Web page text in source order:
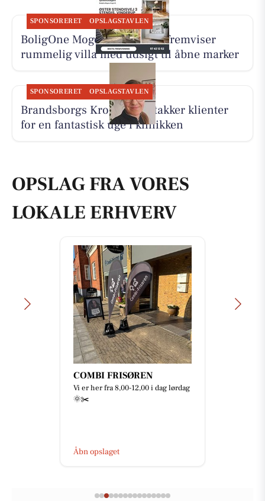
SPONSORERET OPSLAGSTAVLEN
BoligOne Mogens Kragh I/S fremviser
rummelig villa med udsigt til åbne marker
SPONSORERET OPSLAGSTAVLEN
Brandsborgs Kropsterapi takker klienter
for en fantastisk uge i klinikken
OPSLAG FRA VORES
LOKALE ERHVERV
Mejrup Kultur- og
Fritidscenter
🥳🎅🏻 JULEFROKOST 2026 🎄🎉
Åbn opslaget